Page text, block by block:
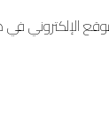
الإلكتروني